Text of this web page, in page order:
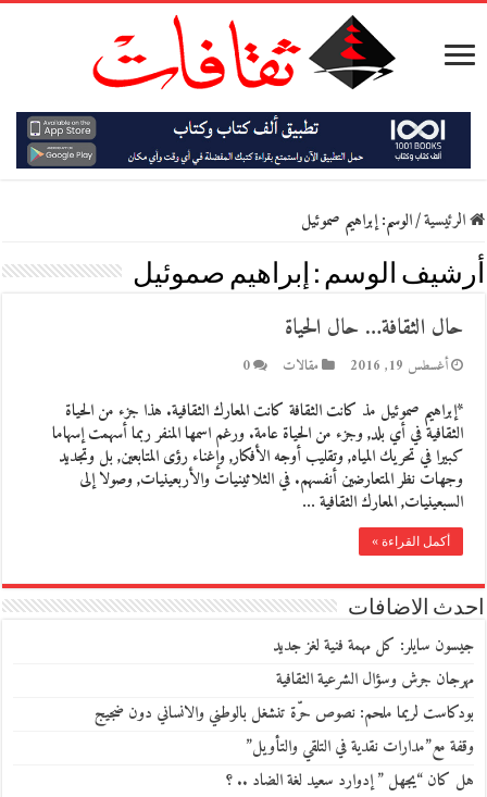
الرئيسية/الوسم:إبراهيم صموئيل
أرشيف الوسم : إبراهيم صموئيل
حال الثقافة… حال الحياة
أغسطس 19, 2016 مقالات 0
*إبراهيم صموئيل مذ كانت الثقافة كانت المعارك الثقافية. هذا جزء من الحياة
الثقافية في أي بلد, وجزء من الحياة عامة. ورغم اسمها المنفر ربما أسهمت إسهاما
كبيرا في تحريك المياه, وتقليب أوجه الأفكار, وإغناء رؤى المتابعين, بل وتجديد
وجهات نظر المتعارضين أنفسهم. في الثلاثينيات والأربعينيات, وصولا إلى
السبعينيات, المعارك الثقافية …
أكمل القراءة »
احدث الاضافات
جيسون سايلر: كل مهمة فنية لغز جديد
مهرجان جرش وسؤال الشرعية الثقافية
بودكاست لريما ملحم: نصوص حرّة تنشغل بالوطني والانساني دون ضجيج
وقفة مع”مدارات نقدية في التلقي والتأويل”
هل كان “يجهل ” إدوارد سعيد لغة الضاد .. ؟